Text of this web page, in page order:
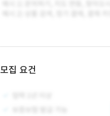
모집 요건